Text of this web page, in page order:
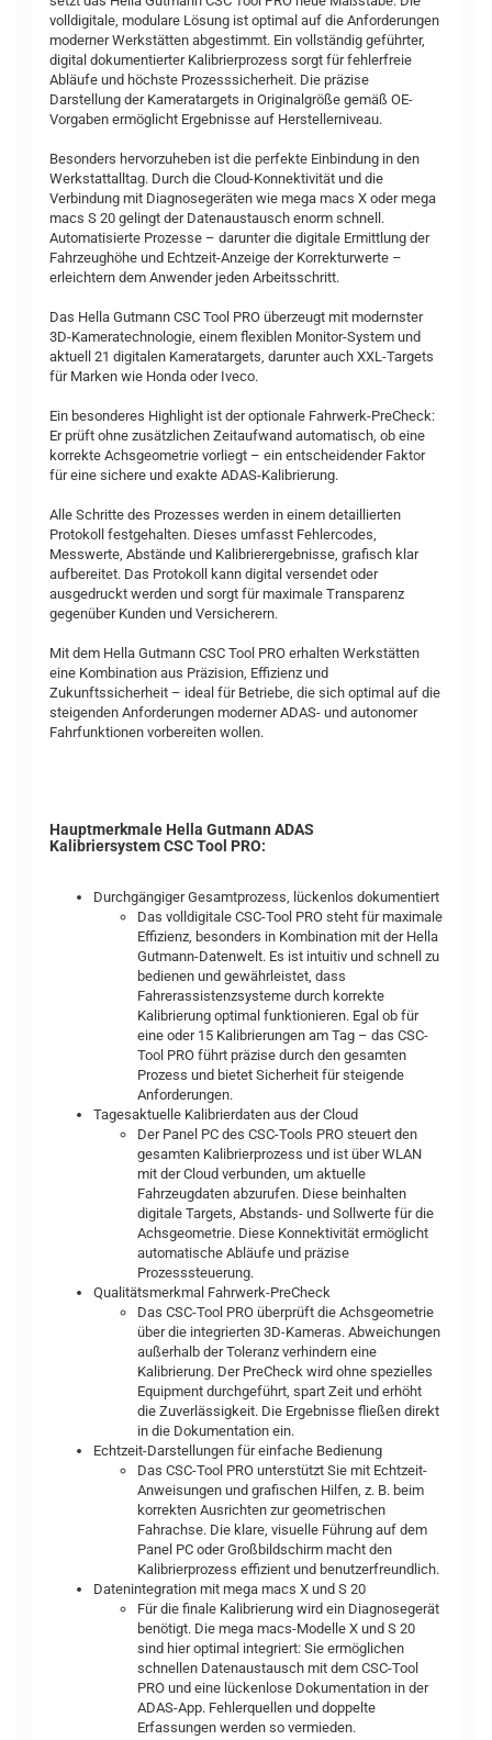
volldigitale, modulare Lösung ist optimal auf die Anforderungen
moderner Werkstätten abgestimmt. Ein vollständig geführter,
digital dokumentierter Kalibrierprozess sorgt für fehlerfreie
Abläufe und höchste Prozesssicherheit. Die präzise
Darstellung der Kameratargets in Originalgröße gemäß OE-
Vorgaben ermöglicht Ergebnisse auf Herstellerniveau.
Besonders hervorzuheben ist die perfekte Einbindung in den
Werkstattalltag. Durch die Cloud-Konnektivität und die
Verbindung mit Diagnosegeräten wie mega macs X oder mega
macs S 20 gelingt der Datenaustausch enorm schnell.
Automatisierte Prozesse – darunter die digitale Ermittlung der
Fahrzeughöhe und Echtzeit-Anzeige der Korrekturwerte –
erleichtern dem Anwender jeden Arbeitsschritt.
Das Hella Gutmann CSC Tool PRO überzeugt mit modernster
3D-Kameratechnologie, einem flexiblen Monitor-System und
aktuell 21 digitalen Kameratargets, darunter auch XXL-Targets
für Marken wie Honda oder Iveco.
Ein besonderes Highlight ist der optionale Fahrwerk-PreCheck:
Er prüft ohne zusätzlichen Zeitaufwand automatisch, ob eine
korrekte Achsgeometrie vorliegt – ein entscheidender Faktor
für eine sichere und exakte ADAS-Kalibrierung.
Alle Schritte des Prozesses werden in einem detaillierten
Protokoll festgehalten. Dieses umfasst Fehlercodes,
Messwerte, Abstände und Kalibrierergebnisse, grafisch klar
aufbereitet. Das Protokoll kann digital versendet oder
ausgedruckt werden und sorgt für maximale Transparenz
gegenüber Kunden und Versicherern.
Mit dem Hella Gutmann CSC Tool PRO erhalten Werkstätten
eine Kombination aus Präzision, Effizienz und
Zukunftssicherheit – ideal für Betriebe, die sich optimal auf die
steigenden Anforderungen moderner ADAS- und autonomer
Fahrfunktionen vorbereiten wollen.
Hauptmerkmale Hella Gutmann ADAS
Kalibriersystem CSC Tool PRO:
Durchgängiger Gesamtprozess, lückenlos dokumentiert
Das volldigitale CSC-Tool PRO steht für maximale
Effizienz, besonders in Kombination mit der Hella
Gutmann-Datenwelt. Es ist intuitiv und schnell zu
bedienen und gewährleistet, dass
Fahrerassistenzsysteme durch korrekte
Kalibrierung optimal funktionieren. Egal ob für
eine oder 15 Kalibrierungen am Tag – das CSC-
Tool PRO führt präzise durch den gesamten
Prozess und bietet Sicherheit für steigende
Anforderungen.
Tagesaktuelle Kalibrierdaten aus der Cloud
Der Panel PC des CSC-Tools PRO steuert den
gesamten Kalibrierprozess und ist über WLAN
mit der Cloud verbunden, um aktuelle
Fahrzeugdaten abzurufen. Diese beinhalten
digitale Targets, Abstands- und Sollwerte für die
Achsgeometrie. Diese Konnektivität ermöglicht
automatische Abläufe und präzise
Prozesssteuerung.
Qualitätsmerkmal Fahrwerk-PreCheck
Das CSC-Tool PRO überprüft die Achsgeometrie
über die integrierten 3D-Kameras. Abweichungen
außerhalb der Toleranz verhindern eine
Kalibrierung. Der PreCheck wird ohne spezielles
Equipment durchgeführt, spart Zeit und erhöht
die Zuverlässigkeit. Die Ergebnisse fließen direkt
in die Dokumentation ein.
Echtzeit-Darstellungen für einfache Bedienung
Das CSC-Tool PRO unterstützt Sie mit Echtzeit-
Anweisungen und grafischen Hilfen, z. B. beim
korrekten Ausrichten zur geometrischen
Fahrachse. Die klare, visuelle Führung auf dem
Panel PC oder Großbildschirm macht den
Kalibrierprozess effizient und benutzerfreundlich.
Datenintegration mit mega macs X und S 20
Für die finale Kalibrierung wird ein Diagnosegerät
benötigt. Die mega macs-Modelle X und S 20
sind hier optimal integriert: Sie ermöglichen
schnellen Datenaustausch mit dem CSC-Tool
PRO und eine lückenlose Dokumentation in der
ADAS-App. Fehlerquellen und doppelte
Erfassungen werden so vermieden.